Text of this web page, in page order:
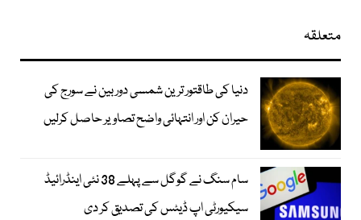
متعلقہ
دنیا کی طاقتور ترین شمسی دوربین نے سورج کی
حیران کن اور انتہائی واضح تصاویر حاصل کرلیں
سام سنگ نے گوگل سے پہلے 38 نئی اینڈرائیڈ
سیکیورٹی اپ ڈیٹس کی تصدیق کر دی